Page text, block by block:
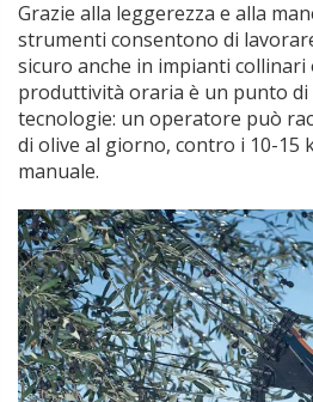
Grazie alla leggerezza e alla
strumenti consentono di
sicuro anche in impianti collinari
produttività oraria è un punto di
tecnologie: un operatore può
di olive al giorno, contro i 10-15
manuale.